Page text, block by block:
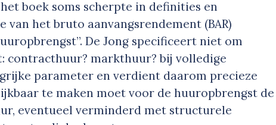
boek soms scherpte in definities en
het bruto aanvangsrendement (BAR)
De Jong specificeert niet om
contracthuur? markthuur? bij volledige
parameter en verdient daarom precieze
te maken moet voor de huuropbrengst de
eventueel verminderd met structurele